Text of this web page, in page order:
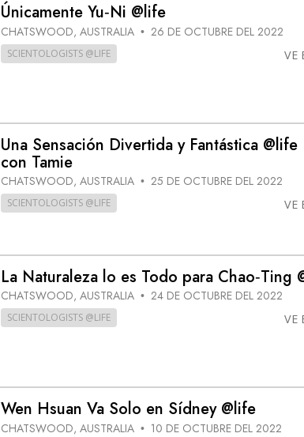
Únicamente Yu‑Ni @life
CHATSWOOD, AUSTRALIA • 26 DE OCTUBRE DEL 2022
SCIENTOLOGISTS @LIFE VE
Una Sensación Divertida y Fantástica @life
con Tamie
CHATSWOOD, AUSTRALIA • 25 DE OCTUBRE DEL 2022
SCIENTOLOGISTS @LIFE VE
La Naturaleza lo es Todo para Chao‑Ting
CHATSWOOD, AUSTRALIA • 24 DE OCTUBRE DEL 2022
SCIENTOLOGISTS @LIFE VE
Wen Hsuan Va Solo en Sídney @life
CHATSWOOD, AUSTRALIA • 10 DE OCTUBRE DEL 2022